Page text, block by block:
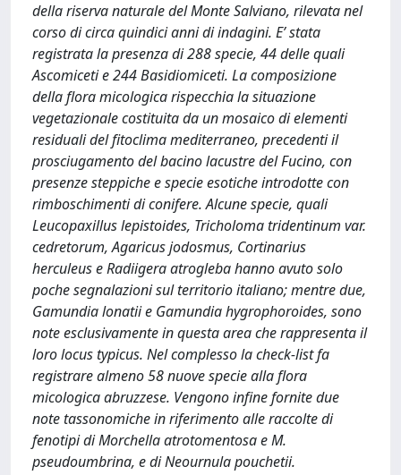
della riserva naturale del Monte Salviano, rilevata nel
corso di circa quindici anni di indagini. E’ stata
registrata la presenza di 288 specie, 44 delle quali
Ascomiceti e 244 Basidiomiceti. La composizione
della flora micologica rispecchia la situazione
vegetazionale costituita da un mosaico di elementi
residuali del fitoclima mediterraneo, precedenti il
prosciugamento del bacino lacustre del Fucino, con
presenze steppiche e specie esotiche introdotte con
rimboschimenti di conifere. Alcune specie, quali
Leucopaxillus lepistoides, Tricholoma tridentinum var.
cedretorum, Agaricus jodosmus, Cortinarius
herculeus e Radiigera atrogleba hanno avuto solo
poche segnalazioni sul territorio italiano; mentre due,
Gamundia lonatii e Gamundia hygrophoroides, sono
note esclusivamente in questa area che rappresenta il
loro locus typicus. Nel complesso la check-list fa
registrare almeno 58 nuove specie alla flora
micologica abruzzese. Vengono infine fornite due
note tassonomiche in riferimento alle raccolte di
fenotipi di Morchella atrotomentosa e M.
pseudoumbrina, e di Neournula pouchetii.